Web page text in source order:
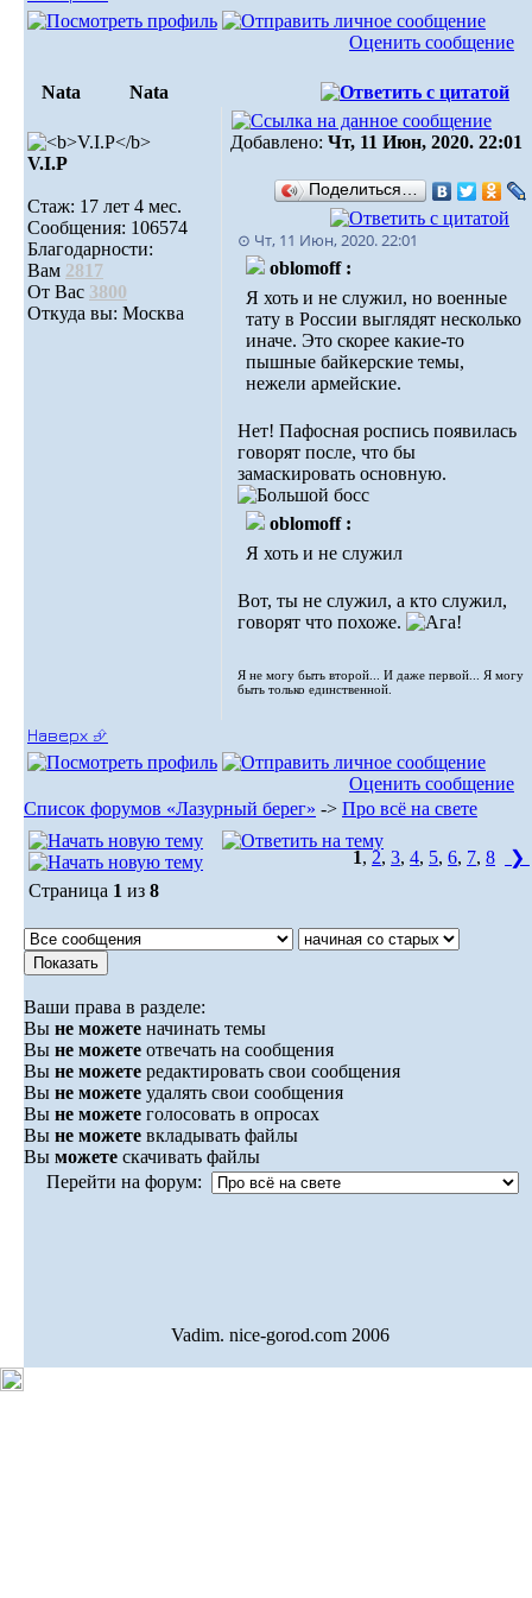
Оценить сообщение
Nata Nata
V.I.Р
Стаж: 17 лет 4 мес.
Сообщения: 106574
Благодарности:
Вам 2817
От Вас 3800
Откуда вы: Москва
Добавлено: Чт, 11 Июн, 2020. 22:01
Поделиться…
⊙ Чт, 11 Июн, 2020. 22:01
oblomoff :
Я хоть и не служил, но военные
тату в России выглядят несколько
иначе. Это скорее какие-то
пышные байкерские темы,
нежели армейские.
Нет! Пафосная роспись появилась
говорят после, что бы
замаскировать основную.
oblomoff :
Я хоть и не служил
Вот, ты не служил, а кто служил,
говорят что похоже.
Я не могу быть второй... И даже первой... Я могу
быть только единственной.
Наверх ⮵
Оценить сообщение
Список форумов «Лазурный берег» -> Про всё на свете
1, 2, 3, 4, 5, 6, 7, 8
❯
Страница 1 из 8
Ваши права в разделе:
Вы не можете начинать темы
Вы не можете отвечать на сообщения
Вы не можете редактировать свои сообщения
Вы не можете удалять свои сообщения
Вы не можете голосовать в опросах
Вы не можете вкладывать файлы
Вы можете скачивать файлы
Перейти на форум:
Vadim. nice-gorod.com 2006